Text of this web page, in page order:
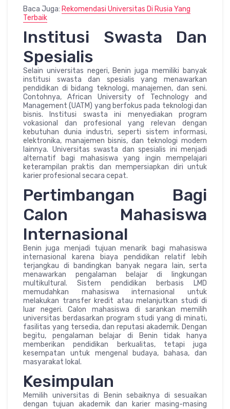
Baca Juga: Rekomendasi Universitas Di Rusia Yang
Terbaik
Institusi Swasta Dan
Spesialis
Selain universitas negeri, Benin juga memiliki banyak
institusi swasta dan spesialis yang menawarkan
pendidikan di bidang teknologi, manajemen, dan seni.
Contohnya, African University of Technology and
Management (UATM) yang berfokus pada teknologi dan
bisnis. Institusi swasta ini menyediakan program
vokasional dan profesional yang relevan dengan
kebutuhan dunia industri, seperti sistem informasi,
elektronika, manajemen bisnis, dan teknologi modern
lainnya. Universitas swasta dan spesialis ini menjadi
alternatif bagi mahasiswa yang ingin mempelajari
keterampilan praktis dan mempersiapkan diri untuk
karier profesional secara cepat.
Pertimbangan Bagi
Calon Mahasiswa
Internasional
Benin juga menjadi tujuan menarik bagi mahasiswa
internasional karena biaya pendidikan relatif lebih
terjangkau di bandingkan banyak negara lain, serta
menawarkan pengalaman belajar di lingkungan
multikultural. Sistem pendidikan berbasis LMD
memudahkan mahasiswa internasional untuk
melakukan transfer kredit atau melanjutkan studi di
luar negeri. Calon mahasiswa di sarankan memilih
universitas berdasarkan program studi yang di minati,
fasilitas yang tersedia, dan reputasi akademik. Dengan
begitu, pengalaman belajar di Benin tidak hanya
memberikan pendidikan berkualitas, tetapi juga
kesempatan untuk mengenal budaya, bahasa, dan
masyarakat lokal.
Kesimpulan
Memilih universitas di Benin sebaiknya di sesuaikan
dengan tujuan akademik dan karier masing-masing